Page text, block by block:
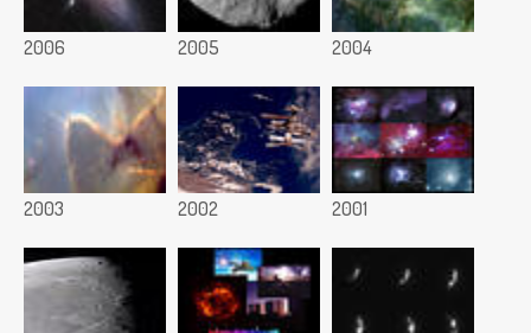
2006 2005 2004
2003 2002 2001